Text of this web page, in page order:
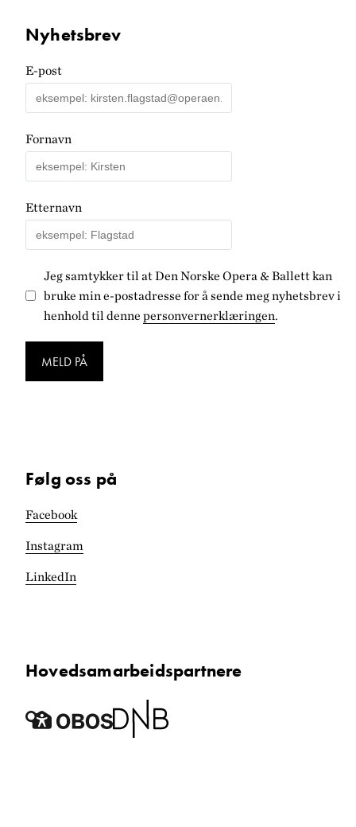
Nyhetsbrev
E-post
Fornavn
Etternavn
Jeg samtykker til at Den Norske Opera & Ballett kan
bruke min e-postadresse for å sende meg nyhetsbrev i
henhold til denne personvernerklæringen.
MELD PÅ
Følg oss på
Facebook
Instagram
LinkedIn
Hoved­samarbeidspartnere